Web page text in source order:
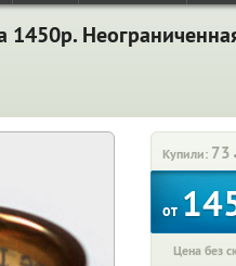
1450р.
Купили: 73
от
Цена без